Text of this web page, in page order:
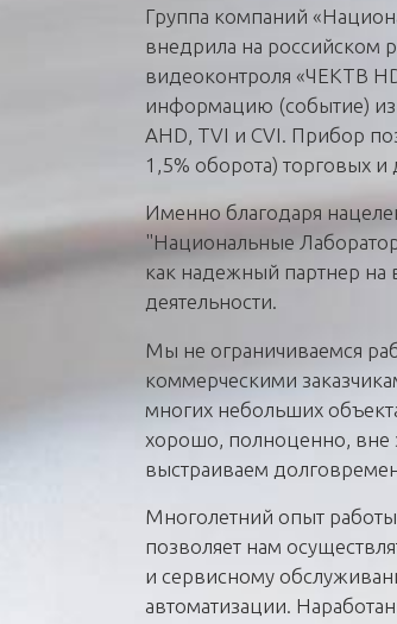
Группа компаний
внедрила на российском
видеоконтроля «ЧЕКТВ
информацию (событие)
AHD, TVI и СVI. Прибор
1,5% оборота) торговых и
Именно благодаря
"Национальные
как надежный партнер на
деятельности.
Мы не ограничиваемся
коммерческими
многих небольших
хорошо, полноценно, вне
выстраиваем
Многолетний опыт работы
позволяет нам
и сервисному
автоматизации.